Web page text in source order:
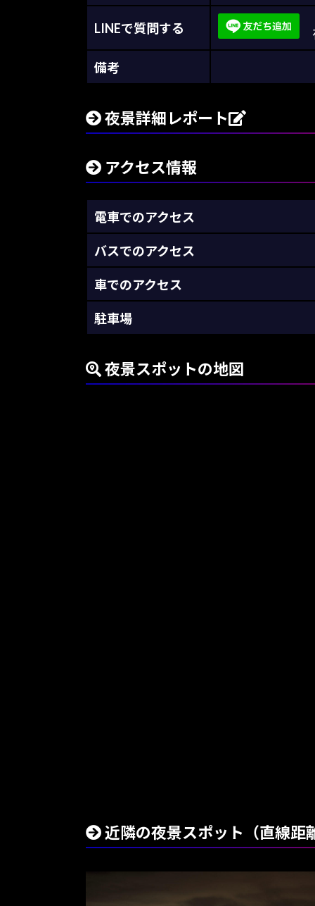
LINEで質問する
備考
夜景詳細レポート
アクセス情報
電車でのアクセス
バスでのアクセス
車でのアクセス
駐車場
夜景スポットの地図
近隣の夜景スポット（直線距